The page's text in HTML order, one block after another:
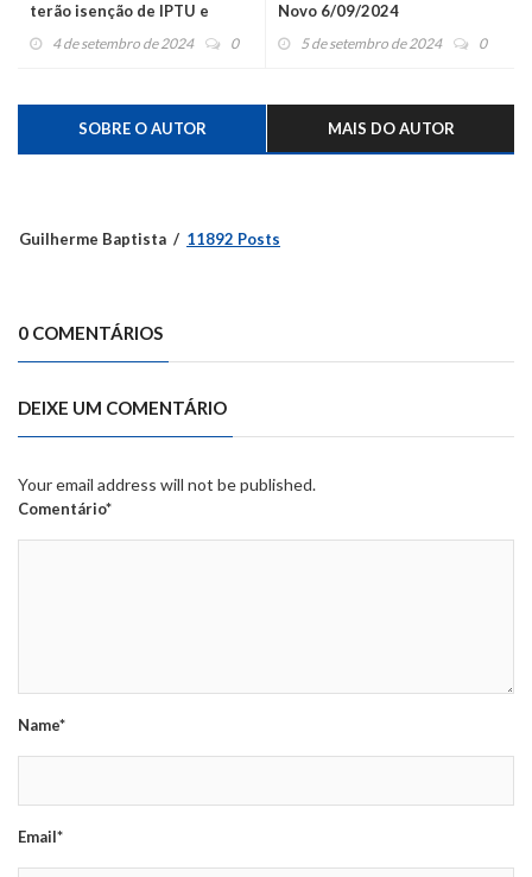
terão isenção de IPTU e
ISSQN em Montenegro
4 de setembro de 2024 0
Novo 6/09/2024
5 de setembro de 2024 0
SOBRE O AUTOR MAIS DO AUTOR
Guilherme Baptista 11892 Posts
0 COMENTÁRIOS
DEIXE UM COMENTÁRIO
Your email address will not be published.
Comentário*
Name*
Email*